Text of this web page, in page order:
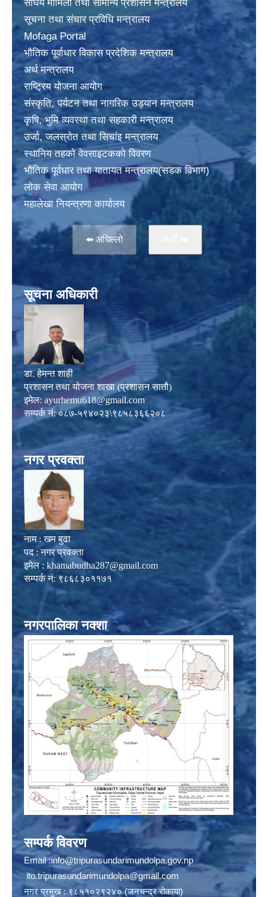
संघिय मामिला तथा सामान्य प्रशासन मन्त्रालय
सूचना तथा संचार प्रविधि मन्त्रालय
Mofaga Portal
भाैतिक पूर्वाधार विकास प्रदेशिक मन्त्रालय
अर्थ मन्त्रालय
राष्ट्रिय योजना आयोग
संस्कृति, पर्यटन तथा नागरिक उड्यान मन्त्रालय
कृषि, भुमि व्यवस्था तथा सहकारी मन्त्रालय
उर्जा, जलस्राेत तथा सिचांइ मन्त्रालय
स्थानिय तहकाे वेवसाइटककाे विवरण
भाैतिक पूर्वधार तथा यातायत मन्त्रालय(सडक विभाग)
लाेक सेवा आयोग
महालेखा नियन्त्रणा कार्यालय
⬅️ अघिल्लो
सूचना अधिकारी
डा. हेमन्त शाही
प्रशासन तथा योजना शाखा (प्रशासन सातौ)
इमेल: ayurhemu618@gmail.com
सम्पर्क नं: ०८७-५९४०२३\९८५८३६६२०८
नगर प्रवक्ता
नाम : खम बुढा
पद : नगर प्रवक्ता
इमेल : khamabudha287@gmail.com
सम्पर्क नं: ९८६८३०११७१
नगरपालिका नक्शा
सम्पर्क विवरण
Email :info@tripurasundarimundolpa.gov.np
ito.tripurasundarimundolpa@gmail.com
नगर प्रमुख : ९८५१०२९२४० (जनचन्द्र रोकाया)